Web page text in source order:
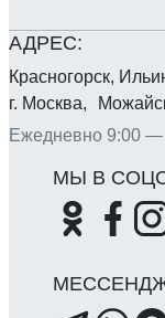
Красногорск,
г. Москва,
Ежедневно 9:00 —